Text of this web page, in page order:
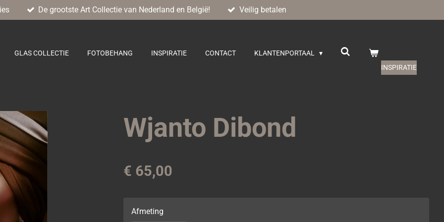
De grootste Art Collectie van Nederland en België! Veilig betalen
GLAS COLLECTIE FOTOBEHANG INSPIRATIE CONTACT
KLANTENPORTAAL
INSPIRATIE
Wjanto Dibond
€ 65,00
Afmeting